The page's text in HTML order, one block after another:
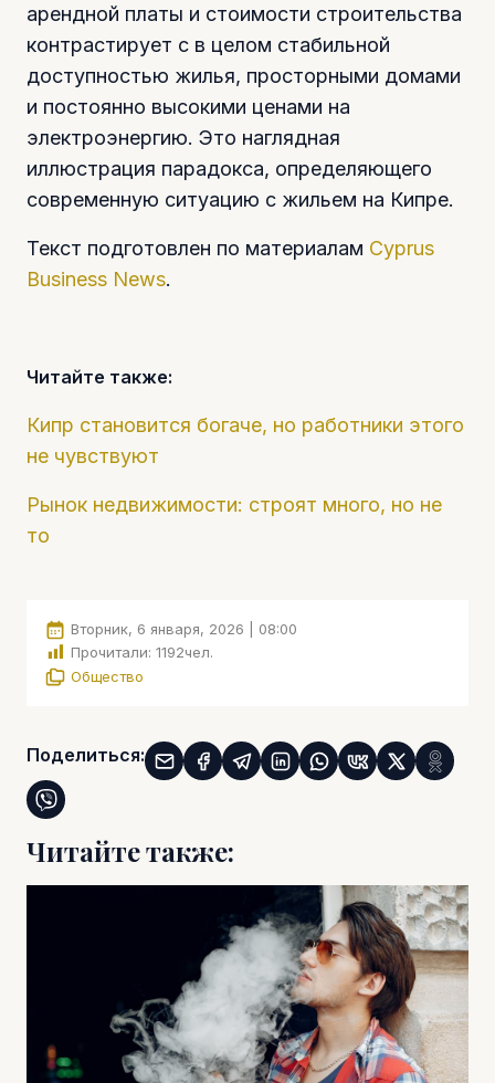
арендной платы и стоимости строительства
контрастирует с в целом стабильной
доступностью жилья, просторными домами
и постоянно высокими ценами на
электроэнергию. Это наглядная
иллюстрация парадокса, определяющего
современную ситуацию с жильем на Кипре.
Текст подготовлен по материалам Cyprus
Business News.
Читайте также:
Кипр становится богаче, но работники этого
не чувствуют
Рынок недвижимости: строят много, но не
то
Вторник, 6 января, 2026 | 08:00
Прочитали: 1192чел.
Общество
Поделиться:
Читайте также: